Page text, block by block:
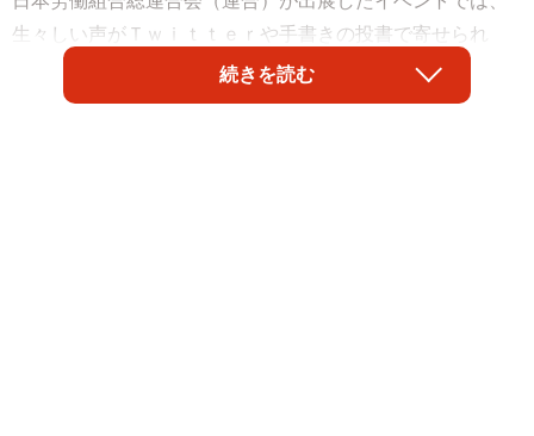
生々しい声がＴｗｉｔｔｅｒや手書きの投書で寄せられ
続きを読む